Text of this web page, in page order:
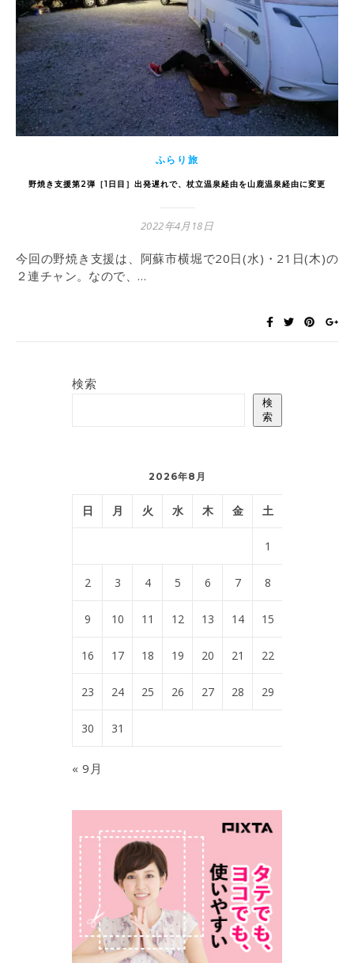
ふらり旅
野焼き支援第2弾［1日目］出発遅れで、杖立温泉経由を山鹿温泉経由に変更
2022年4月18日
今回の野焼き支援は、阿蘇市横堀で20日(水)・21日(木)の
２連チャン。なので、…
検索
検
索
2026年8月
日 月 火 水 木 金 土
1
2 3 4 5 6 7 8
9 10 11 12 13 14 15
16 17 18 19 20 21 22
23 24 25 26 27 28 29
30 31
« 9月